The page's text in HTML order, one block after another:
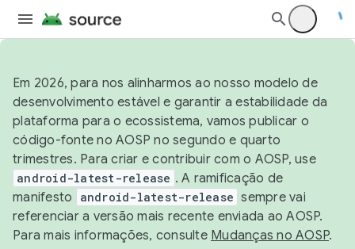
Em 2026, para nos alinharmos ao nosso modelo de
desenvolvimento estável e garantir a estabilidade da
plataforma para o ecossistema, vamos publicar o
código-fonte no AOSP no segundo e quarto
trimestres. Para criar e contribuir com o AOSP, use
android-latest-release . A ramificação de
manifesto
android-latest-release sempre vai
referenciar a versão mais recente enviada ao AOSP.
Para mais informações, consulte Mudanças no AOSP.